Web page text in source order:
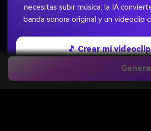
necesitas subir música: la IA
banda sonora original y un videoclip
🎵 Crear mi